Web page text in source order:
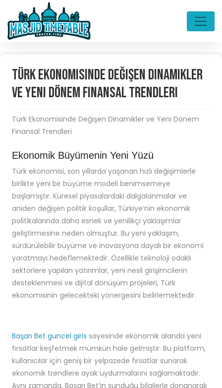
Türk Ekonomisinde Değişen Dinamikler
ve Yeni Dönem Finansal Trendleri
Türk Ekonomisinde Değişen Dinamikler ve Yeni Dönem
Finansal Trendleri
Ekonomik Büyümenin Yeni Yüzü
Türk ekonomisi, son yıllarda yaşanan hızlı değişimlerle
birlikte yeni bir büyüme modeli benimsemeye
başlamıştır. Küresel piyasalardaki dalgalanmalar ve
aniden değişen politik koşullar, Türkiye’nin ekonomik
politikalarında daha esnek ve yenilikçi yaklaşımlar
geliştirmesine neden olmuştur. Bu yeni yaklaşım,
sürdürülebilir büyüme ve inovasyona dayalı bir ekonomi
yaratmayı hedeflemektedir. Özellikle teknoloji odaklı
sektörlere yapılan yatırımlar, yeni nesil girişimcilerin
desteklenmesi ve dijital dönüşüm projeleri, Türk
ekonomisinin gelecekteki yönergesini belirlemektedir.
Başarı Bet guncel giris sayesinde ekonomik alanda yeni
fırsatlar keşfetmek mümkün hale gelmiştir. Bu platform,
kullanıcılar için geniş bir yelpazede fırsatlar sunarak
ekonomik trendlere ayak uydurmalarını sağlamaktadır.
Aynı zamanda, Başarı Bet’in sunduğu bilgilerle donanarak